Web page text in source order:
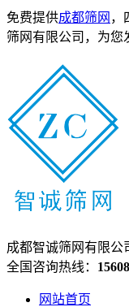
免费提供成都筛网 ，
筛网有限公司，为您
成都智诚筛网有限公
全国咨询热线：
网站首页